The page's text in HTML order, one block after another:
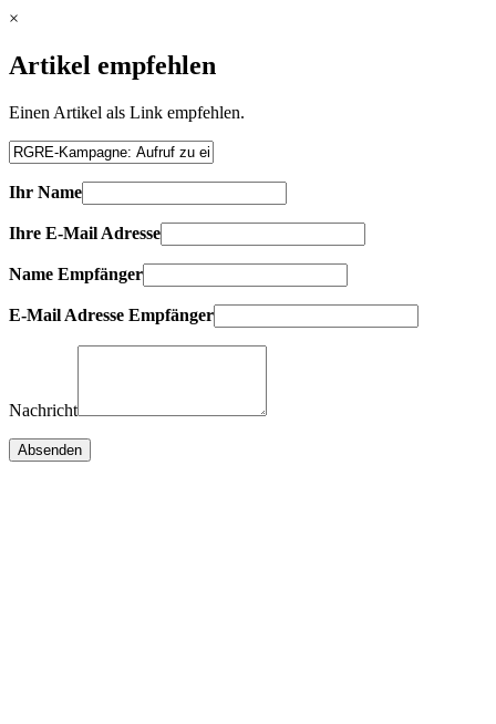
×
Artikel empfehlen
Einen Artikel als Link empfehlen.
Ihr Name
Ihre E-Mail Adresse
Name Empfänger
E-Mail Adresse Empfänger
Nachricht